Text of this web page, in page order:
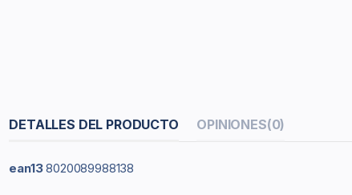
DETALLES DEL PRODUCTO OPINIONES(0)
ean13 8020089988138